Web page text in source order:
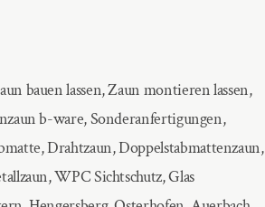
bauen lassen, Zaun montieren lassen,
b-ware, Sonderanfertigungen,
Drahtzaun, Doppelstabmattenzaun,
WPC Sichtschutz, Glas